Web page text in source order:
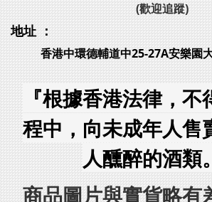
(歡迎追蹤)
地址 ：
香港中環德輔道中25-27A安樂園
『根據香港法律，
程中，向未成年人售
人醺醉的酒類
商品圖片與實貨略有